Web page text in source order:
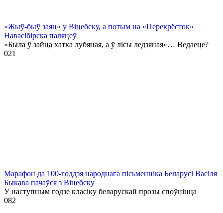
«Жыў-быў заяц» у Віцебску, а потым на «Перекрёсток»
Навасібірска паляцеў
«Была ў зайца хатка лубяная, а ў лісы ледзяная»… Ведаеце?
021
Марафон да 100-годдзя народнага пісьменніка Беларусі Васіля
Быкава пачаўся з Віцебску
У наступным годзе класіку беларускай прозы споўніцца
082